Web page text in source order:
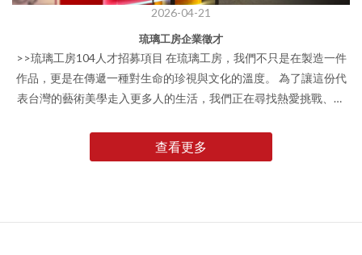
2026-04-21
琉璃工房企業徵才
>>琉璃工房104人才招募項目 在琉璃工房，我們不只是在製造一件
作品，更是在傳遞一種對生命的珍視與文化的溫度。 為了讓這份代
表台灣的藝術美學走入更多人的生活，我們正在尋找熱愛挑戰、對
共同成長的您，點入上方104連結了解相關職缺訊息。 讓我們一起
在琉璃的世界裡，開啟屬於你我共同的璀璨願景。 ※延伸閱讀：琉
查看更多